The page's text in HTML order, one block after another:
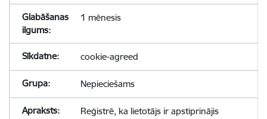
1 mēnesis
cookie-agreed
Nepieciešams
Reģistrē, ka lietotājs ir apstiprinājis